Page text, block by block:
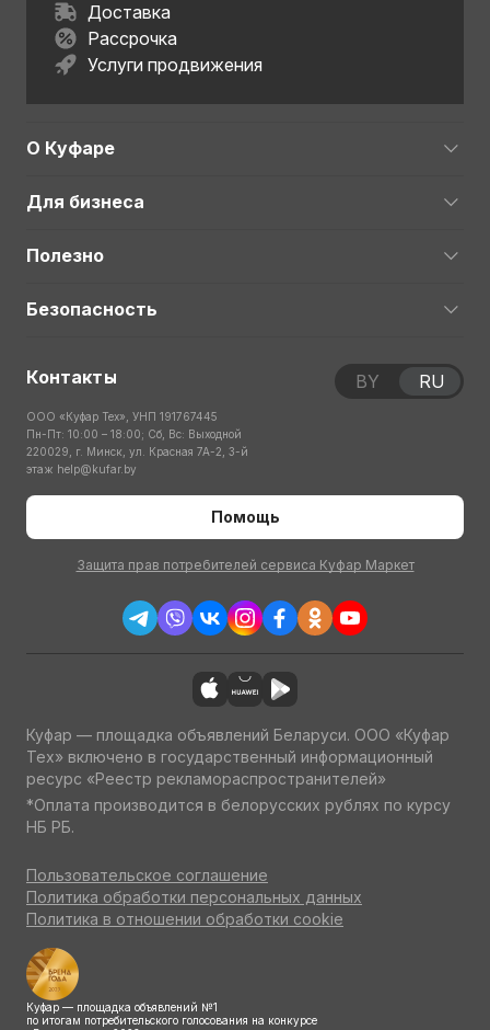
Доставка
Рассрочка
Услуги продвижения
О Куфаре
Для бизнеса
Полезно
Безопасность
Контакты
ООО «Куфар Тех», УНП 191767445
Пн-Пт: 10:00 – 18:00; Сб, Вс: Выходной
220029, г. Минск, ул. Красная 7А-2, 3-й
этаж help@kufar.by
Помощь
Защита прав потребителей сервиса Куфар Маркет
BY RU
Куфар — площадка объявлений Беларуси. ООО «Куфар
Тех» включено в государственный информационный
ресурс «Реестр рекламораспространителей»
*Оплата производится в белорусских рублях по курсу
НБ РБ.
Пользовательское соглашение
Политика обработки персональных данных
Политика в отношении обработки cookie
Куфар — площадка объявлений №1
по итогам потребительского голосования на конкурсе